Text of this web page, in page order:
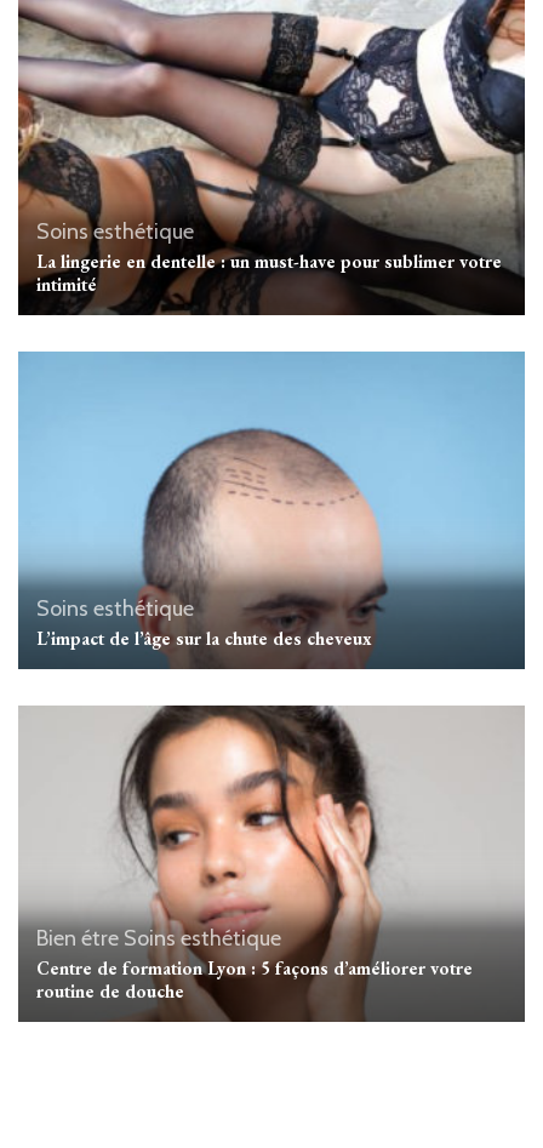
Soins esthétique
La lingerie en dentelle : un must-have pour sublimer votre
intimité
Soins esthétique
L’impact de l’âge sur la chute des cheveux
Bien étre Soins esthétique
Centre de formation Lyon : 5 façons d’améliorer votre
routine de douche